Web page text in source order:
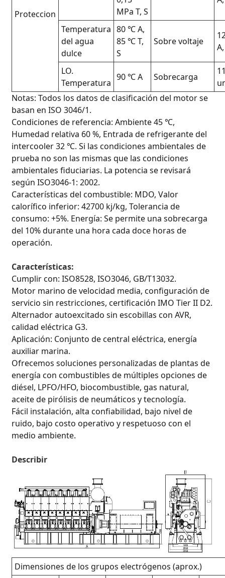
Proteccion
MPa T, S
Temperatura
del agua
dulce
80 ℃ A,
85 ℃ T,
S
Sobre voltaje
LO.
Temperatura
90 ℃ A Sobrecarga
Notas: Todos los datos de clasificación del motor se
basan en ISO 3046/1.
Condiciones de referencia: Ambiente 45 ℃,
Humedad relativa 60 %, Entrada de refrigerante del
intercooler 32 ℃. Si las condiciones ambientales de
prueba no son las mismas que las condiciones
ambientales fiduciarias. La potencia se revisará
según ISO3046-1: 2002.
Características del combustible: MDO, Valor
calorífico inferior: 42700 kj/kg, Tolerancia de
consumo: +5%. Energía: Se permite una sobrecarga
del 10% durante una hora cada doce horas de
operación.
Características:
Cumplir con: ISO8528, ISO3046, GB/T13032.
Motor marino de velocidad media, configuración de
servicio sin restricciones, certificación IMO Tier II D2.
Alternador autoexcitado sin escobillas con AVR,
calidad eléctrica G3.
Aplicación: Conjunto de central eléctrica, energía
auxiliar marina.
Ofrecemos soluciones personalizadas de plantas de
energía con combustibles de múltiples opciones de
diésel, LPFO/HFO, biocombustible, gas natural,
aceite de pirólisis de neumáticos y tecnología.
Fácil instalación, alta confiabilidad, bajo nivel de
ruido, bajo costo operativo y respetuoso con el
medio ambiente.
Describir
Dimensiones de los grupos electrógenos (aprox.)